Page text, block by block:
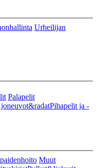
Urheilijan
Palapelit
Pihapelit ja -
Muut